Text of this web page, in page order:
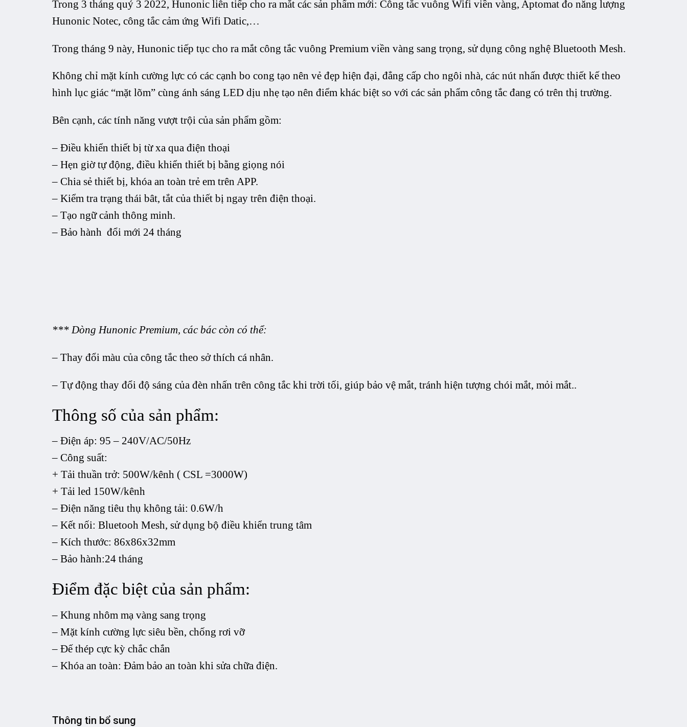
Trong 3 tháng quý 3 2022, Hunonic liên tiếp cho ra mắt các sản phẩm mới: Công tắc vuông Wifi viền vàng, Aptomat đo năng lượng
Hunonic Notec, công tắc cảm ứng Wifi Datic,…
Trong tháng 9 này, Hunonic tiếp tục cho ra mắt công tắc vuông Premium viền vàng sang trọng, sử dụng công nghệ Bluetooth Mesh.
Không chỉ mặt kính cường lực có các cạnh bo cong tạo nên vẻ đẹp hiện đại, đẳng cấp cho ngôi nhà, các nút nhấn được thiết kế theo
hình lục giác “mặt lõm” cùng ánh sáng LED dịu nhẹ tạo nên điểm khác biệt so với các sản phẩm công tắc đang có trên thị trường.
Bên cạnh, các tính năng vượt trội của sản phẩm gồm:
– Điều khiển thiết bị từ xa qua điện thoại
– Hẹn giờ tự động, điều khiển thiết bị bằng giọng nói
– Chia sẻ thiết bị, khóa an toàn trẻ em trên APP.
– Kiểm tra trạng thái bât, tắt của thiết bị ngay trên điện thoại.
– Tạo ngữ cảnh thông minh.
– Bảo hành đổi mới 24 tháng
*** Dòng Hunonic Premium, các bác còn có thể:
– Thay đổi màu của công tắc theo sở thích cá nhân.
– Tự động thay đổi độ sáng của đèn nhấn trên công tắc khi trời tối, giúp bảo vệ mắt, tránh hiện tượng chói mắt, mỏi mắt..
Thông số của sản phẩm:
– Điện áp: 95 – 240V/AC/50Hz
– Công suất:
+ Tải thuần trở: 500W/kênh ( CSL =3000W)
+ Tải led 150W/kênh
– Điện năng tiêu thụ không tải: 0.6W/h
– Kết nối: Bluetooh Mesh, sử dụng bộ điều khiển trung tâm
– Kích thước: 86x86x32mm
– Bảo hành:24 tháng
Điểm đặc biệt của sản phẩm:
– Khung nhôm mạ vàng sang trọng
– Mặt kính cường lực siêu bền, chống rơi vỡ
– Đế thép cực kỳ chắc chắn
– Khóa an toàn: Đảm bảo an toàn khi sửa chữa điện.
Thông tin bổ sung